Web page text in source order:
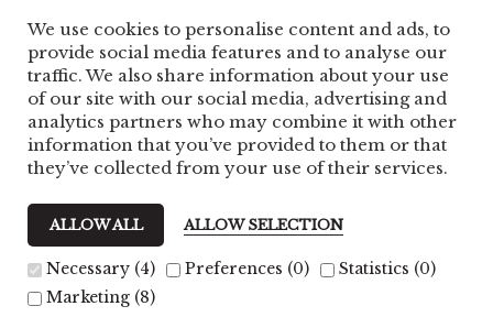
We use cookies to personalise content and ads, to
provide social media features and to analyse our
traffic. We also share information about your use
of our site with our social media, advertising and
analytics partners who may combine it with other
information that you’ve provided to them or that
they’ve collected from your use of their services.
ALLOW ALL ALLOW SELECTION
Necessary (4) Preferences (0)
Statistics (0)
Marketing (8)